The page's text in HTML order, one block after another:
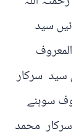
سید
سید سرکار
سوہنے
محمد